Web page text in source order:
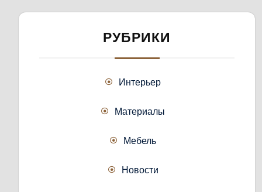
РУБРИКИ
Интерьер
Материалы
Мебель
Новости